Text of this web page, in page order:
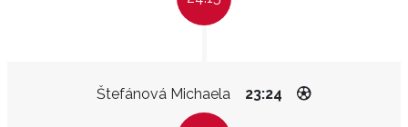
Štefánová Michaela 23:24